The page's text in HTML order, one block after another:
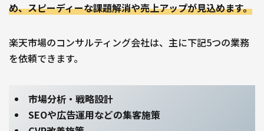
め、スピーディーな課題解消や売上アップが見込めます。
楽天市場のコンサルティング会社は、主に下記5つの業務
を依頼できます。
市場分析・戦略設計
SEOや広告運用などの集客施策